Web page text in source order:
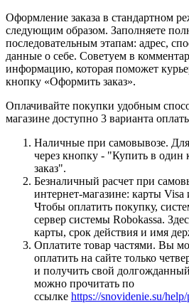
Оформление заказа в стандартном
следующим образом. Заполняете
последовательным этапам: адрес,
данные о себе. Советуем в
информацию, которая поможет
кнопку «Оформить заказ».
Оплачивайте покупки удобным
магазине доступно 3 варианта
Наличные при самовывозе. Для
через кнопку - "Купить в
заказ".
Безналичный расчет при
интернет-магазине: карты
Чтобы оплатить покупку,
сервер системы Robokassa.
карты, срок действия и имя
Оплатите товар частями. Вы
оплатить на сайте только
и получить свой
можно прочитать по
ссылке https://snovidenie.su/